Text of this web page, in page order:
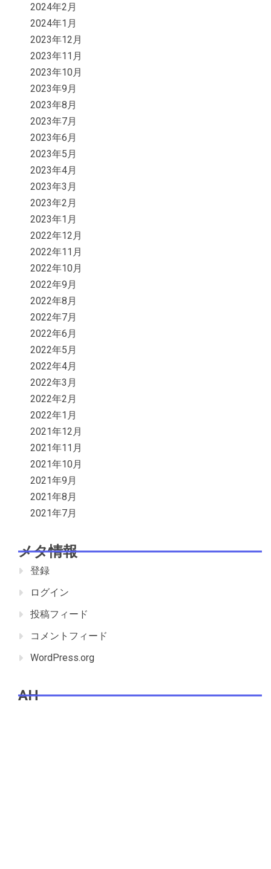
2024年2月
2024年1月
2023年12月
2023年11月
2023年10月
2023年9月
2023年8月
2023年7月
2023年6月
2023年5月
2023年4月
2023年3月
2023年2月
2023年1月
2022年12月
2022年11月
2022年10月
2022年9月
2022年8月
2022年7月
2022年6月
2022年5月
2022年4月
2022年3月
2022年2月
2022年1月
2021年12月
2021年11月
2021年10月
2021年9月
2021年8月
2021年7月
メタ情報
登録
ログイン
投稿フィード
コメントフィード
WordPress.org
AH